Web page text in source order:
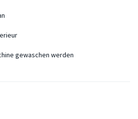
gewaschen werden